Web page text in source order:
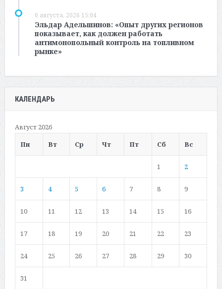
6 августа, 2026 15:04
Эльдар Адельшинов: «Опыт других регионов
показывает, как должен работать
антимонопольный контроль на топливном
рынке»
КАЛЕНДАРЬ
Август 2026
Пн
Вт Ср Чт Пт Сб Вс
1 2
3 4 5 6 7 8 9
10 11 12 13 14 15 16
17 18 19 20 21 22 23
24 25 26 27 28 29 30
31